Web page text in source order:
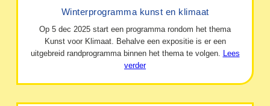
Winterprogramma kunst en klimaat
Op 5 dec 2025 start een programma rondom het thema
Kunst voor Klimaat. Behalve een expositie is er een
uitgebreid randprogramma binnen het thema te volgen.
Lees
verder